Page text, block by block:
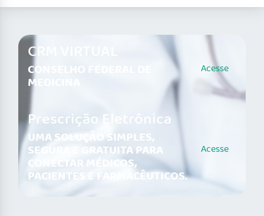
CRM VIRTUAL
CONSELHO FEDERAL DE
MEDICINA
Acesse
Prescrição Eletrônica
UMA SOLUÇÃO SIMPLES,
SEGURA E GRATUITA PARA
CONECTAR MÉDICOS,
PACIENTES E FARMACÊUTICOS.
Acesse